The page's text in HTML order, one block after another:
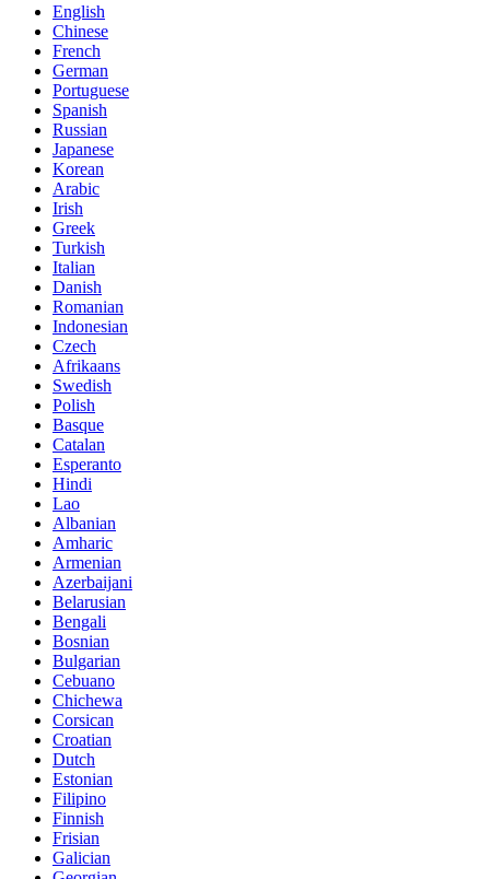
English
Chinese
French
German
Portuguese
Spanish
Russian
Japanese
Korean
Arabic
Irish
Greek
Turkish
Italian
Danish
Romanian
Indonesian
Czech
Afrikaans
Swedish
Polish
Basque
Catalan
Esperanto
Hindi
Lao
Albanian
Amharic
Armenian
Azerbaijani
Belarusian
Bengali
Bosnian
Bulgarian
Cebuano
Chichewa
Corsican
Croatian
Dutch
Estonian
Filipino
Finnish
Frisian
Galician